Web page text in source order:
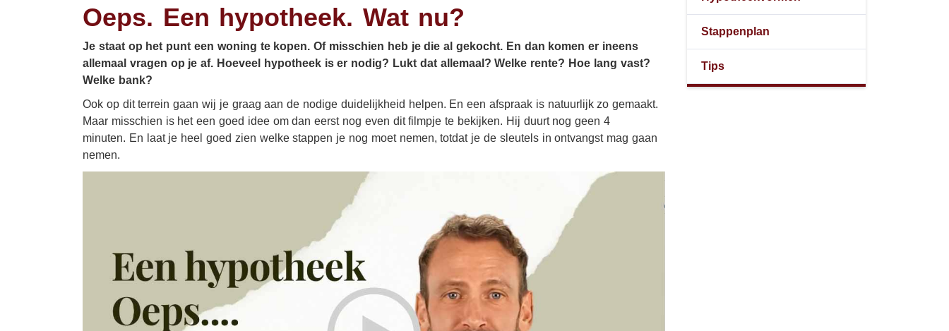
Uitvaart
Zorgverzekering
Uw zakelijke bezittingen
Ziekteverzuim
Oeps. Een hypotheek. Wat nu?
Je staat op het punt een woning te kopen. Of misschien heb je die al gekocht. En dan komen er ineens
allemaal vragen op je af. Hoeveel hypotheek is er nodig? Lukt dat allemaal? Welke rente? Hoe lang vast?
Welke bank?
Ook op dit terrein gaan wij je graag aan de nodige duidelijkheid helpen. En een afspraak is natuurlijk zo gemaakt.
Maar misschien is het een goed idee om dan eerst nog even dit filmpje te bekijken. Hij duurt nog geen 4
minuten. En laat je heel goed zien welke stappen je nog moet nemen, totdat je de sleutels in ontvangst mag gaan
nemen.
Stappenplan
Tips